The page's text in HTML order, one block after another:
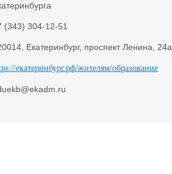
(343) 304-12-51
Екатеринбург, проспект Ленина, 24а
екатеринбург.рф/жителям/образование